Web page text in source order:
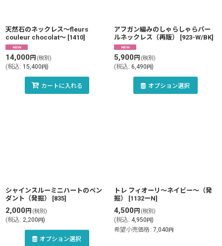
天然石のネックレス〜fleurs
couleur chocolat〜 [1410]
14,000円 (税別)
(税込: 15,400円)
カートに入れる
アフガン編みのしゃらしゃらパー
ルネックレス（再販）
[923-W/BK]
5,900円 (税別)
(税込: 6,490円)
オプション選択
シャインスルーミニハートのペン
ダント（発掘）
[835]
2,000円 (税別)
(税込: 2,200円)
オプション選択
トレ フィオーリ〜ネイビー〜（発
掘）
[1132ーN]
4,500円 (税別)
(税込: 4,950円)
希望小売価格 : 7,040円